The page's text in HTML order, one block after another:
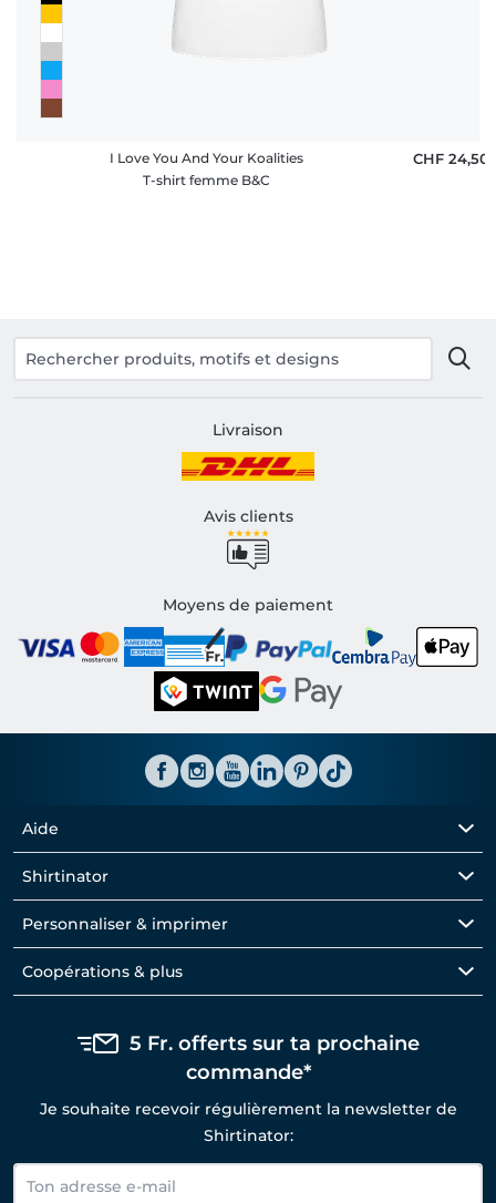
I Love You And Your Koalities
T-shirt femme B&C
CHF 24,50
Livraison
Avis clients
Moyens de paiement
Aide
Shirtinator
Personnaliser & imprimer
Coopérations & plus
5 Fr. offerts sur ta prochaine
commande*
Je souhaite recevoir régulièrement la newsletter de
Shirtinator: